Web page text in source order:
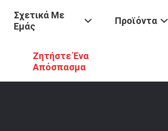
Σχετικά Με
Εμάς
Προϊόντα
Ζητήστε Ένα
Απόσπασμα
Κάρτα Μνήμης TF Διαφημιστική Μηχανή